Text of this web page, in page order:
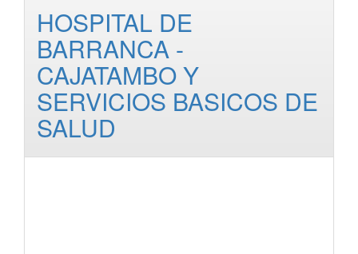
HOSPITAL DE
BARRANCA -
CAJATAMBO Y
SERVICIOS BASICOS DE
SALUD